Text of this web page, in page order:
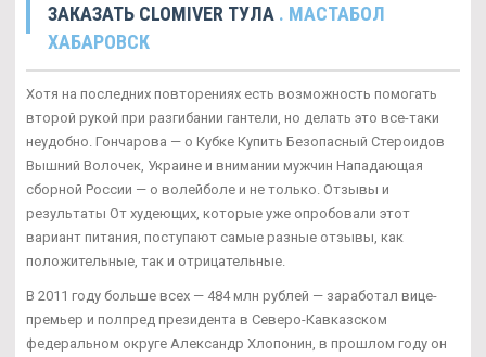
ЗАКАЗАТЬ CLOMIVER ТУЛА . МАСТАБОЛ
ХАБАРОВСК
Хотя на последних повторениях есть возможность помогать
второй рукой при разгибании гантели, но делать это все-таки
неудобно. Гончарова — о Кубке Купить Безопасный Стероидов
Вышний Волочек, Украине и внимании мужчин Нападающая
сборной России — о волейболе и не только. Отзывы и
результаты От худеющих, которые уже опробовали этот
вариант питания, поступают самые разные отзывы, как
положительные, так и отрицательные.
В 2011 году больше всех — 484 млн рублей — заработал вице-
премьер и полпред президента в Северо-Кавказском
федеральном округе Александр Хлопонин, в прошлом году он